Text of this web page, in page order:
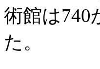
術館は740
た。